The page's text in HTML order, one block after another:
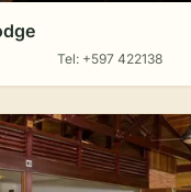
Tel: +597 422138